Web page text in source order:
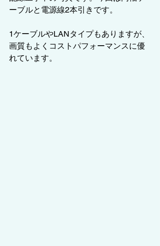
ーブルと電源線2本引きです。
1ケーブルやLANタイプもありますが、
画質もよくコストパフォーマンスに優
れています。